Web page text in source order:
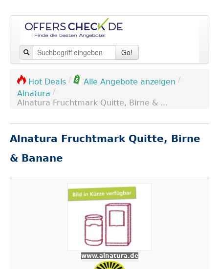
Go!
Hot Deals / Alle Angebote anzeigen /
Alnatura /
Alnatura Fruchtmark Quitte, Birne & ...
Alnatura Fruchtmark Quitte, Birne
& Banane
www.alnatura.de